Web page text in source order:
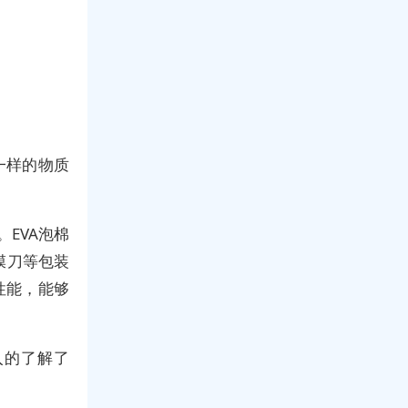
样的物质
EVA泡棉
刀等包装
能，能够
了解了